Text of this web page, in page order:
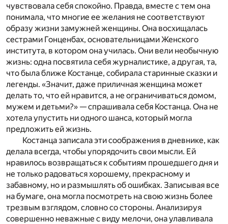
чувствовала себя спокойно. Правда, вместе с тем она
понимала, что многие ее желания не соответствуют
образу жизни замужней женщины. Она восхищалась
сестрами Гонценбах, основательницами Женского
института, в котором она училась. Они вели необычную
жизнь: одна посвятила себя журналистике, а другая, та,
что была ближе Костанце, собирала старинные сказки и
легенды. «Значит, даже приличная женщина может
делать то, что ей нравится, а не ограничиваться домом,
мужем и детьми?» — спрашивала себя Костанца. Она не
хотела упустить ни одного шанса, который могла
предложить ей жизнь.
Костанца записала эти соображения в дневнике, как
делала всегда, чтобы упорядочить свои мысли. Ей
нравилось возвращаться к событиям прошедшего дня и
не только радоваться хорошему, прекрасному и
забавному, но и размышлять об ошибках. Записывая все
на бумаге, она могла посмотреть на свою жизнь более
трезвым взглядом, словно со стороны. Анализируя
совершенно неважные с виду мелочи, она улавливала